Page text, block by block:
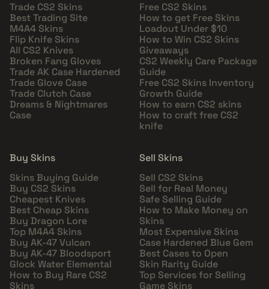
Trade CS2 Skins
Best Trading Site
M4A4 Skins
Flip Knife Skins
All CS2 Knives
Broken Fang Gloves
Trade AK Case Hardened
Trade Glove Case
Trade Clutch Case
Dreams & Nightmares
Case
Free CS2 Skins
How to get Free Skins
Loadout Under $10
How to Win CS2 Skins
Giveaways
CS2 Weekly Care Package
Guide
Free CS2 Skins Inventory
Growth Guide
How to earn CS2 skins
How to craft free CS2
knife
Buy Skins
Skins Buying Guide
Buy CS2 Skins
Cheapest Knives
Best Cheap Skins
Buy Dragon Lore
Top M4A4 Skins
Buy AK-47 Vulcan
Buy AK-47 Bloodsport
Glock Water Elemental
How to Buy Rare CS2
Skins
Sell Skins
Sell CS2 Skins
Sell for Real Money
Safe Selling Guide
How to Make Money on
Skins
Most Expensive Skins
Case Hardened Blue Gem
Best Cases to Open
Skin Rarity Guide
Top Services for Selling
Game Skins